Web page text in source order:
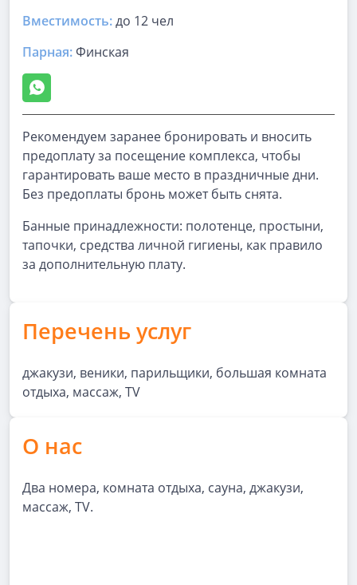
Вместимость:до 12 чел
Парная:Финская
Рекомендуем заранее бронировать и вносить
предоплату за посещение комплекса, чтобы
гарантировать ваше место в праздничные дни.
Без предоплаты бронь может быть снята.
Банные принадлежности: полотенце, простыни,
тапочки, средства личной гигиены, как правило
за дополнительную плату.
Перечень услуг
джакузи, веники, парильщики, большая комната
отдыха, массаж, TV
О нас
Два номера, комната отдыха, сауна, джакузи,
массаж, TV.